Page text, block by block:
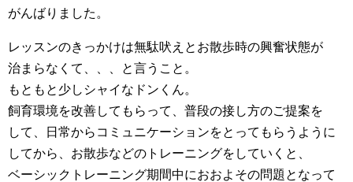
がんばりました。
レッスンのきっかけは無駄吠えとお散歩時の興奮状態が
治まらなくて、、、と言うこと。
もともと少しシャイなドンくん。
飼育環境を改善してもらって、普段の接し方のご提案を
して、日常からコミュニケーションをとってもらうように
してから、お散歩などのトレーニングをしていくと、
ベーシックトレーニング期間中におおよその問題となって